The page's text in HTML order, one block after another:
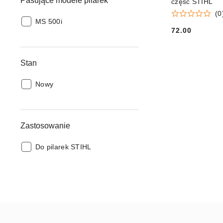
Pasujące
MS 500i
Stan
Stan:
Nowy
Zastosowanie
Zastosowanie:
Do pilarek STIHL
część STIHL
Cena:
72.00